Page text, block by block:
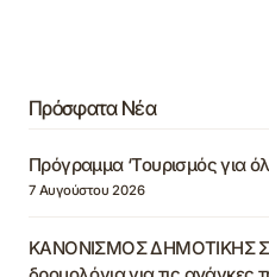
Πρόσφατα Νέα
Πρόγραμμα ‘Τουρισμός για
7 Αυγούστου 2026
ΚΑΝΟΝΙΣΜΟΣ ΔΗΜΟΤΙΚΗΣ